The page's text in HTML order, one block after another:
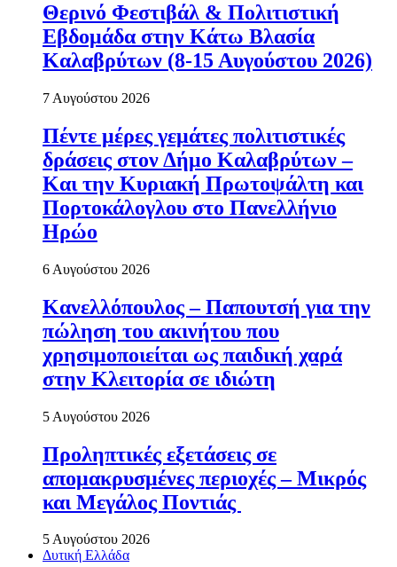
Θερινό Φεστιβάλ & Πολιτιστική
Εβδομάδα στην Κάτω Βλασία
Καλαβρύτων (8-15 Αυγούστου 2026)
7 Αυγούστου 2026
Πέντε μέρες γεμάτες πολιτιστικές
δράσεις στον Δήμο Καλαβρύτων –
Και την Κυριακή Πρωτοψάλτη και
Πορτοκάλογλου στο Πανελλήνιο
Ηρώο
6 Αυγούστου 2026
Κανελλόπουλος – Παπουτσή για την
πώληση του ακινήτου που
χρησιμοποιείται ως παιδική χαρά
στην Κλειτορία σε ιδιώτη
5 Αυγούστου 2026
Προληπτικές εξετάσεις σε
απομακρυσμένες περιοχές – Μικρός
και Μεγάλος Ποντιάς
5 Αυγούστου 2026
Δυτική Ελλάδα